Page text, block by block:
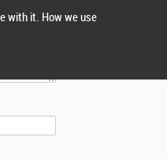
with it. How we use